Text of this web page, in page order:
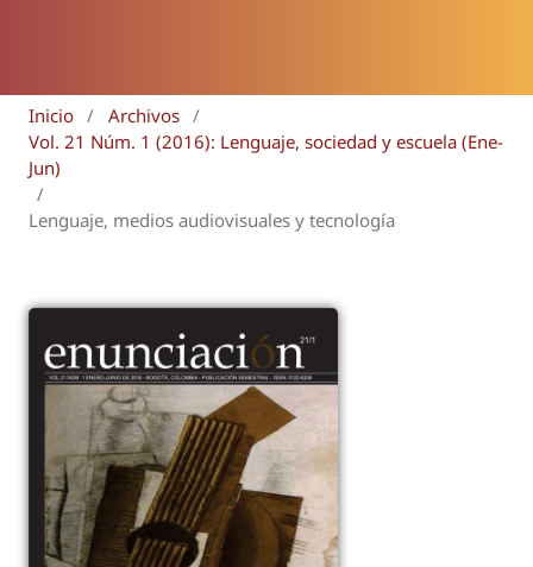
Inicio / Archivos /
Vol. 21 Núm. 1 (2016): Lenguaje, sociedad y escuela (Ene-
Jun)
/
Lenguaje, medios audiovisuales y tecnología